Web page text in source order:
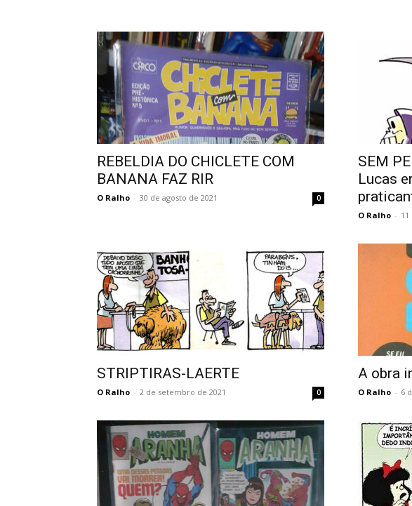
REBELDIA DO CHICLETE COM
BANANA FAZ RIR
O Ralho - 30 de agosto de 2021 0
SEM
Lucas
O Ralho -
STRIPTIRAS-LAERTE
O Ralho - 2 de setembro de 2021 0
A obra
O Ralho - 6